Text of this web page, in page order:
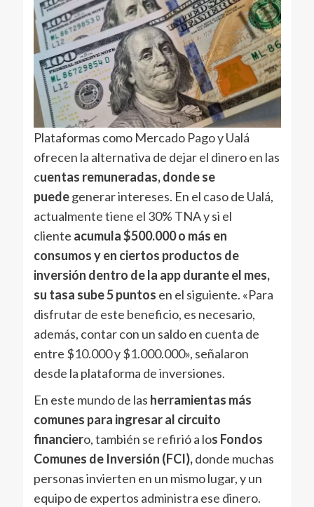
Plataformas como Mercado Pago y Ualá
ofrecen la alternativa de dejar el dinero en las
cuentas remuneradas, donde se
puedegenerar intereses. En el caso de Ualá,
actualmente tiene el 30% TNA y si el
cliente acumula $500.000 o más en
consumos y en ciertos productos de
inversión dentro de la app durante el mes,
su tasa sube 5 puntos en el siguiente. «Para
disfrutar de este beneficio, es necesario,
además, contar con un saldo en cuenta de
entre $10.000 y $1.000.000», señalaron
desde la plataforma de inversiones.
En este mundo de las herramientas más
comunes para ingresar al circuito
financiero, también se refirió a los Fondos
Comunes de Inversión (FCI),donde muchas
personas invierten en un mismo lugar, y un
equipo de expertos administra ese dinero.